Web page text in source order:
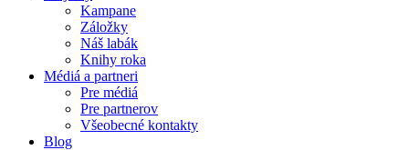
Kampane
Záložky
Náš labák
Knihy roka
Médiá a partneri
Pre médiá
Pre partnerov
Všeobecné kontakty
Blog